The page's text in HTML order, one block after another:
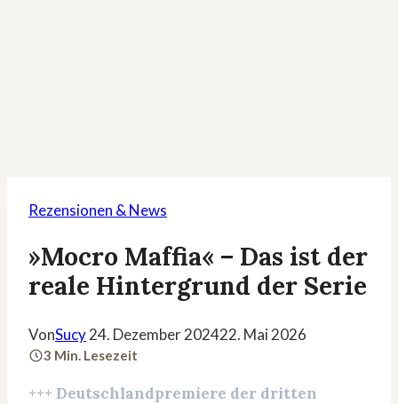
Rezensionen & News
»Mocro Maffia« – Das ist der
reale Hintergrund der Serie
VonSucy24. Dezember 202422. Mai 2026
3 Min. Lesezeit
+++ Deutschlandpremiere der dritten